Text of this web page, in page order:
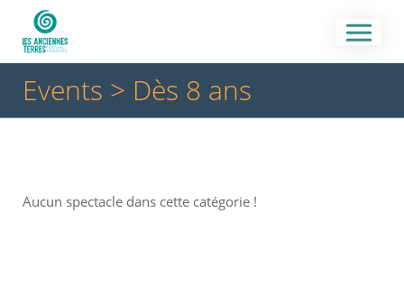
Events > Dès 8 ans
Aucun spectacle dans cette catégorie !